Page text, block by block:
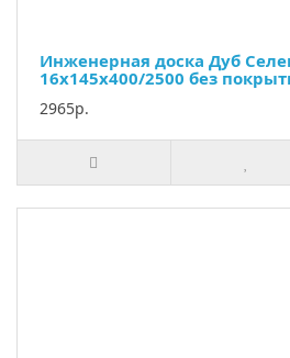
Инженерная доска Дуб
16х145х400/2500 без
2965р.